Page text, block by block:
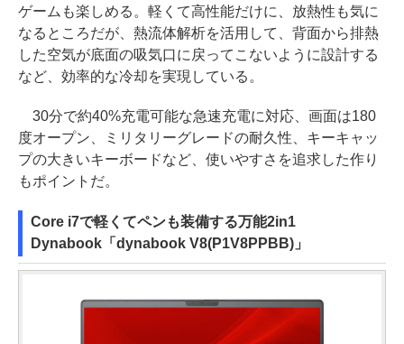
ゲームも楽しめる。軽くて高性能だけに、放熱性も気に
なるところだが、熱流体解析を活用して、背面から排熱
した空気が底面の吸気口に戻ってこないように設計する
など、効率的な冷却を実現している。
30分で約40%充電可能な急速充電に対応、画面は180
度オープン、ミリタリーグレードの耐久性、キーキャッ
プの大きいキーボードなど、使いやすさを追求した作り
もポイントだ。
Core i7で軽くてペンも装備する万能2in1
Dynabook「dynabook V8(P1V8PPBB)」